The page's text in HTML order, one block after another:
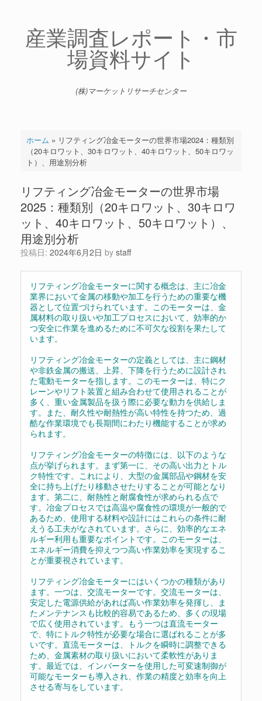
産業調査レポート・市
場資料サイト
(株)マーケットリサーチセンター
ホーム » リフティング冶金モーターの世界市場2024：種類別
（20キロワット、30キロワット、40キロワット、50キロワッ
ト）、用途別分析
リフティング冶金モーターの世界市場
2025：種類別（20キロワット、30キロワ
ット、40キロワット、50キロワット）、
用途別分析
投稿日: 2024年6月2日 by staff
リフティング冶金モーターに関する概念は、主に冶金
業界において金属の移動や加工を行うための重要な機
器として位置づけられています。このモーターは、金
属材料の取り扱いや加工プロセスにおいて、効率的か
つ安全に作業を進めるために不可欠な役割を果たして
います。
リフティング冶金モーターの定義としては、主に鋼材
や非鉄金属の搬送、上昇、下降を行うために設計され
た電動モーターを指します。このモーターは、特にク
レーンやリフト装置と組み合わせて使用されることが
多く、重い金属製品を扱う際に必要な動力を供給しま
す。また、耐久性や耐熱性が高い特性を持つため、過
酷な作業環境でも長期間にわたり機能することが求め
られます。
リフティング冶金モーターの特徴には、以下のような
点が挙げられます。まず第一に、その高い出力とトル
ク特性です。これにより、大型の金属部品や鋼材を安
全に持ち上げたり移動させたりすることが可能となり
ます。第二に、耐熱性と耐腐食性が求められる点で
す。冶金プロセスでは高温や腐食性の環境が一般的で
あるため、使用する材料や設計にはこれらの条件に耐
えうる工夫がなされています。さらに、効率的なエネ
ルギー利用も重要なポイントです。このモーターは、
エネルギー消費を抑えつつ高い作業効率を実現するこ
とが重要視されています。
リフティング冶金モーターにはいくつかの種類があり
ます。一つは、交流モーターです。交流モーターは、
安定した電源供給があれば高い作業効率を発揮し、ま
たメンテナンスも比較的容易であるため、多くの現場
で広く使用されています。もう一つは直流モーター
で、特にトルク特性が必要な場合に選ばれることが多
いです。直流モーターは、トルクを瞬時に調整できる
ため、金属素材の取り扱いにおいて柔軟性がありま
す。最近では、インバーターを使用した可変速制御が
可能なモーターも導入され、作業の精度と効率を向上
させる寄与をしています。